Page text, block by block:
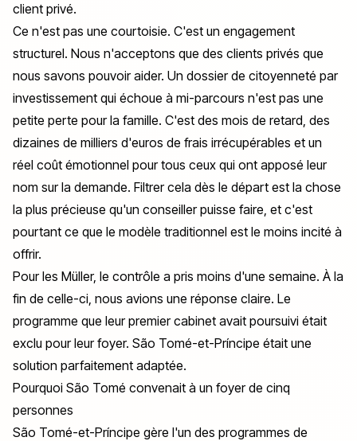
client privé.
Ce n'est pas une courtoisie. C'est un engagement
structurel. Nous n'acceptons que des clients privés que
nous savons pouvoir aider. Un dossier de citoyenneté par
investissement qui échoue à mi-parcours n'est pas une
petite perte pour la famille. C'est des mois de retard, des
dizaines de milliers d'euros de frais irrécupérables et un
réel coût émotionnel pour tous ceux qui ont apposé leur
nom sur la demande. Filtrer cela dès le départ est la chose
la plus précieuse qu'un conseiller puisse faire, et c'est
pourtant ce que le modèle traditionnel est le moins incité à
offrir.
Pour les Müller, le contrôle a pris moins d'une semaine. À la
fin de celle-ci, nous avions une réponse claire. Le
programme que leur premier cabinet avait poursuivi était
exclu pour leur foyer. São Tomé-et-Príncipe était une
solution parfaitement adaptée.
Pourquoi São Tomé convenait à un foyer de cinq
personnes
São Tomé-et-Príncipe gère l'un des programmes de